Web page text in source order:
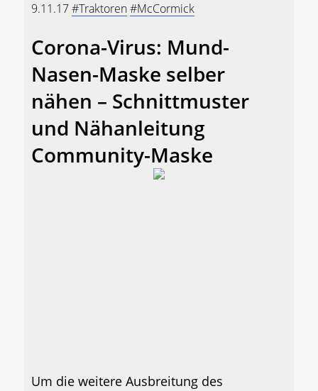
9.11.17#Traktoren#McCormick
Corona-Virus: Mund-
Nasen-Maske selber
nähen – Schnittmuster
und Nähanleitung
Community-Maske
Um die weitere Ausbreitung des